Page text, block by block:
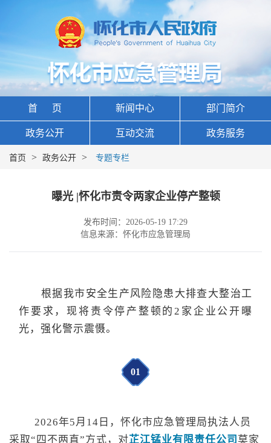
首 页 新闻中心 部门简介
政务公开 互动交流 政务服务
首页 > 政务公开 > 专题专栏
曝光 |怀化市责令两家企业停产整顿
发布时间：2026-05-19 17:29
信息来源：怀化市应急管理局
根据我市安全生产风险隐患大排查大整治工
作要求，现将责令停产整顿的2家企业公开曝
光，强化警示震慑。
01
2026年5月14日，怀化市应急管理局执法人员
采取“四不两直”方式，对芷江锰业有限责任公司 莫家